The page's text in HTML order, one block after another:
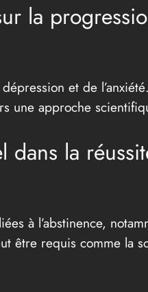
la
et de
une approche
dans la
à l’abstinence,
être requis comme la